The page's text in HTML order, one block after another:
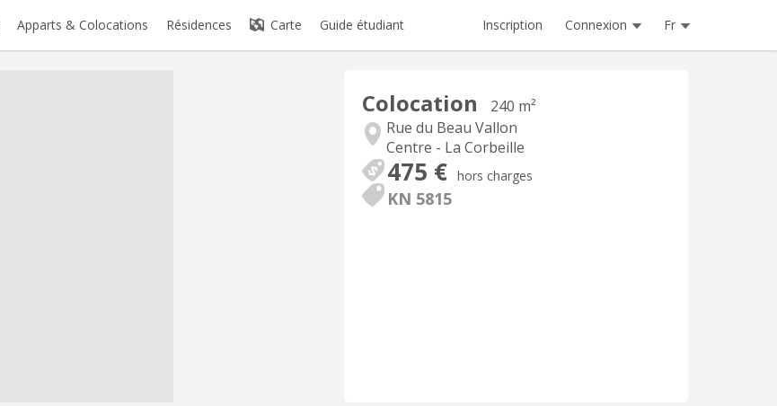
Apparts & Colocations Résidences Carte Guide étudiant Inscription Connexion Fr
Colocation
240 m²
Rue du Beau Vallon
Centre - La Corbeille
475 € hors charges
KN 5815